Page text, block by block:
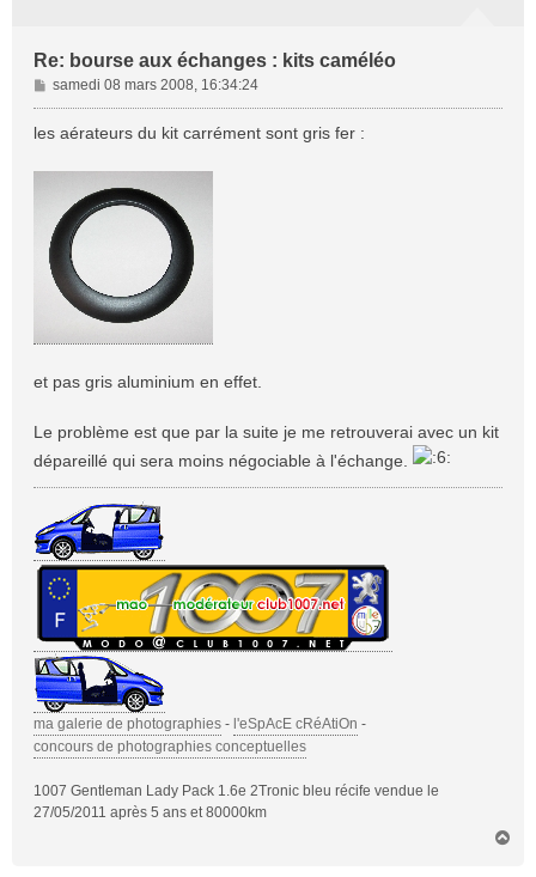
Re: bourse aux échanges : kits caméléo
M
e
s
a
samedi 08 mars 2008, 16:34:24
les aérateurs du kit carrément sont gris fer :
et pas gris aluminium en effet.
Le problème est que par la suite je me retrouverai avec un kit
dépareillé qui sera moins négociable à l'échange.
ma galerie de photographies - l'eSpAcE cRéAtiOn -
concours de photographies conceptuelles
1007 Gentleman Lady Pack 1.6e 2Tronic bleu récife vendue le
27/05/2011 après 5 ans et 80000km